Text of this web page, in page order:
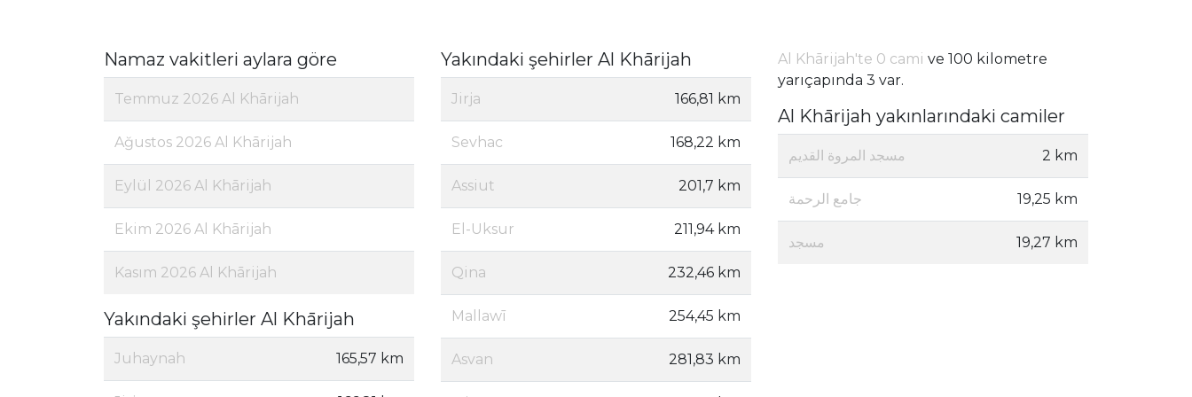
Namaz vakitleri aylara göre
Temmuz 2026 Al Khārijah
Ağustos 2026 Al Khārijah
Eylül 2026 Al Khārijah
Ekim 2026 Al Khārijah
Kasım 2026 Al Khārijah
Yakındaki şehirler Al Khārijah
Juhaynah 165,57 km
Yakındaki şehirler Al Khārijah
Jirja 166,81 km
Sevhac 168,22 km
Assiut 201,7 km
El-Uksur 211,94 km
Qina 232,46 km
Mallawī 254,45 km
Asvan 281,83 km
Al Khārijah'te 0 cami ve 100 kilometre
yarıçapında 3 var.
Al Khārijah yakınlarındaki camiler
مسجد المروة القديم 2 km
جامع الرحمة 19,25 km
مسجد 19,27 km